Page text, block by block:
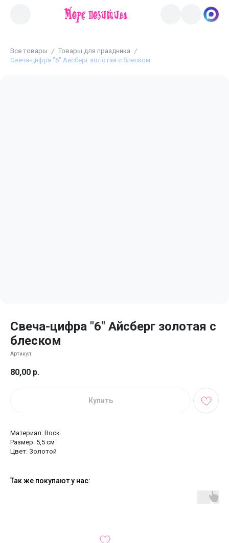
Все товары
Товары для праздника
Свеча-цифра "6" Айсберг золотая с блеском
Свеча-цифра "6" Айсберг золотая с
блеском
Артикул:
80,00 р.
Купить
Материал: Воск
Размер: 5,5 см
Цвет: Золотой
Так же покупают у нас: